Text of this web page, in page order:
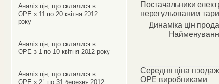
Аналіз цін, що склалися в
ОРЕ з 11 по 20 квітня 2012
року
Аналіз цін, що склалися в
ОРЕ з 1 по 10 квітня 2012 року
Аналіз цін, що склалися в
ОРЕ з 21 по 31 березня 2012
Постачальники
нерегульованим
Динаміка цін
Середня ціна
ОРЕ виробниками